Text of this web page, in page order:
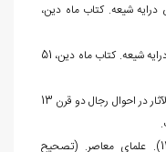
(1380). کتاب‌شناسی درایه شیعه. کتاب ماه دین،
• حافظیان بابلی، ابوالفضل. (1380). کتابشناسی درایه شیعه. کتاب ماه دین، 51
• حبیب آبادی، میرزا محمدعلی. (1364). مکارم الآثار در احوال رجال دو قرن 13
• خیابانی تبریزی، علی بن عبدالعظیم. (1382). علمای معاصر. (تصحیح